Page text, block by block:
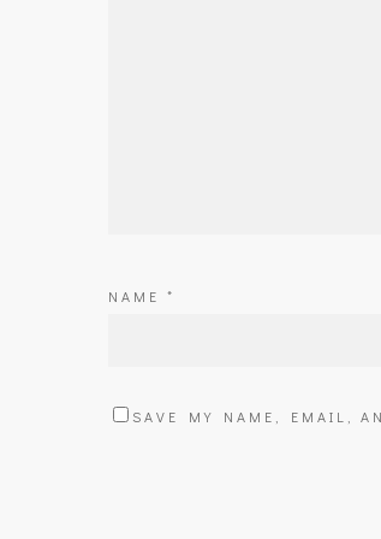
NAME *
SAVE MY NAME, EMAIL,